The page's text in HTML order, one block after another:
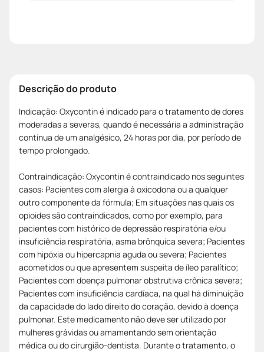
Descrição do produto
Indicação: Oxycontin é indicado para o tratamento de dores
moderadas a severas, quando é necessária a administração
contínua de um analgésico, 24 horas por dia, por período de
tempo prolongado.
Contraindicação: Oxycontin é contraindicado nos seguintes
casos: Pacientes com alergia à oxicodona ou a qualquer
outro componente da fórmula; Em situações nas quais os
opioides são contraindicados, como por exemplo, para
pacientes com histórico de depressão respiratória e/ou
insuficiência respiratória, asma brônquica severa; Pacientes
com hipóxia ou hipercapnia aguda ou severa; Pacientes
acometidos ou que apresentem suspeita de íleo paralítico;
Pacientes com doença pulmonar obstrutiva crônica severa;
Pacientes com insuficiência cardíaca, na qual há diminuição
da capacidade do lado direito do coração, devido à doença
pulmonar. Este medicamento não deve ser utilizado por
mulheres grávidas ou amamentando sem orientação
médica ou do cirurgião-dentista. Durante o tratamento, o